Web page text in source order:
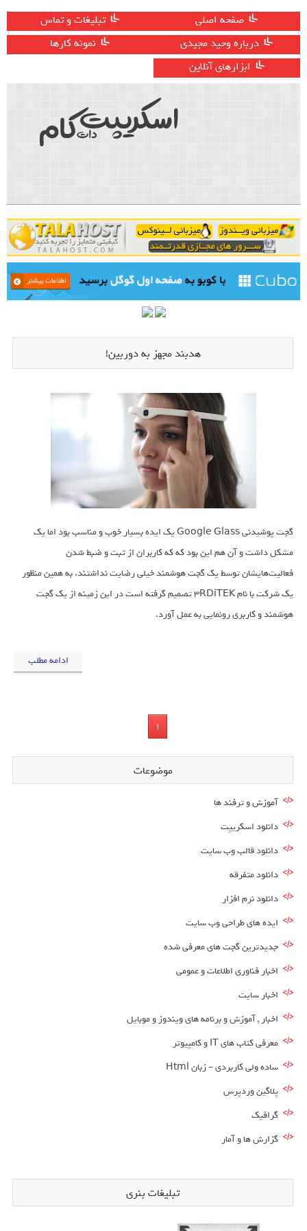
صفحه اصلی
تبلیغات و تماس
درباره وحید مجیدی
نمونه کارها
ابزارهای آنلاین
هدبند مجهز به دوربین!
گجت پوشیدنی Google Glass یک ایده بسیار خوب و مناسب بود اما یک
مشکل داشت و آن هم این بود که که کاربران از ثبت و ضبط شدن
فعالیت‌هایشان توسط یک گجت هوشمند خیلی رضایت نداشتند. به همین منظور
یک شرکت با نام 3RDiTEK تصمیم گرفته است در این زمینه از یک گجت
هوشمند و کاربری رونمایی به عمل آورد.
ادامه مطلب
1
موضوعات
آموزش و ترفند ها
دانلود اسکریپت
دانلود قالب وب سایت
دانلود متفرقه
دانلود نرم افزار
ایده های طراحی وب سایت
جدیدترین گجت های معرفی شده
اخبار فناوری اطلاعات و عمومی
اخبار سایت
اخبار , آموزش و برنامه های ویندوز و موبایل
معرفی کتاب های IT و کامپیوتر
ساده ولی کاربردی – زبان Html
پلاگین وردپرس
گرافیک
گزارش ها و آمار
تبلیغات بنری